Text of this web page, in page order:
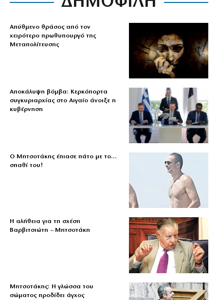
Απύθμενο θράσος από τον
χειρότερο πρωθυπουργό της
Μεταπολίτευσης
Αποκάλυψη βόμβα: Κερκόπορτα
συγκυριαρχίας στο Αιγαίο άνοιξε η
κυβέρνηση
Ο Μητσοτάκης έπιασε πάτο με το…
σπαθί του!
Η αλήθεια για τη σχέση
Βαρβιτσιώτη – Μητσοτάκη
Μητσοτάκης: Η γλώσσα του
σώματος προδίδει άγχος